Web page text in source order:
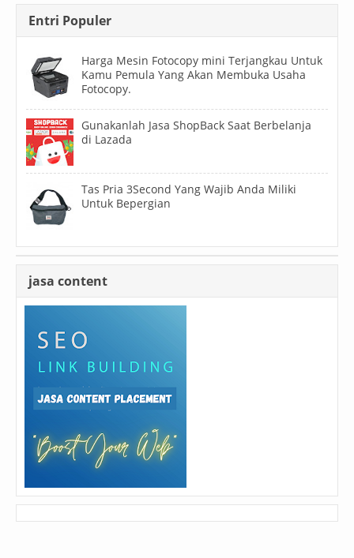
Entri Populer
Harga Mesin Fotocopy mini Terjangkau Untuk
Kamu Pemula Yang Akan Membuka Usaha
Fotocopy.
Gunakanlah Jasa ShopBack Saat Berbelanja
di Lazada
Tas Pria 3Second Yang Wajib Anda Miliki
Untuk Bepergian
jasa content